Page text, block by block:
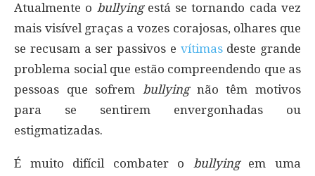
Atualmente o bullyingestá se tornando cada vez
mais visível graças a vozes corajosas, olhares que
se recusam a ser passivos e vítimasdeste grande
problema social que estão compreendendo que as
pessoas que sofrem bullyingnão têm motivos
para se sentirem envergonhadas ou
estigmatizadas.
É muito difícil combater o bullyingem uma